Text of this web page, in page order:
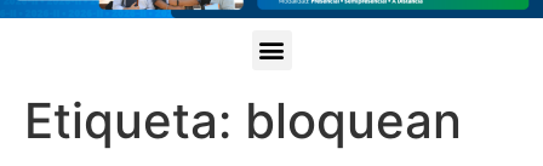
Etiqueta: bloquean